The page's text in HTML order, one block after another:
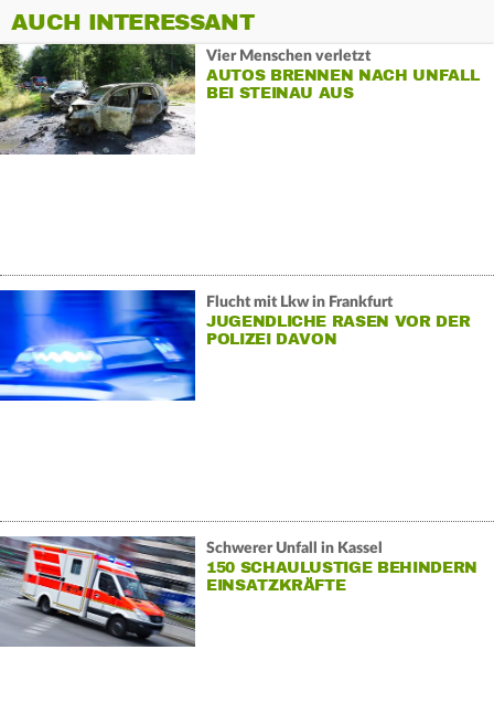
AUCH INTERESSANT
Vier Menschen verletzt
AUTOS BRENNEN NACH UNFALL
BEI STEINAU AUS
Flucht mit Lkw in Frankfurt
JUGENDLICHE RASEN VOR DER
POLIZEI DAVON
Schwerer Unfall in Kassel
150 SCHAULUSTIGE BEHINDERN
EINSATZKRÄFTE